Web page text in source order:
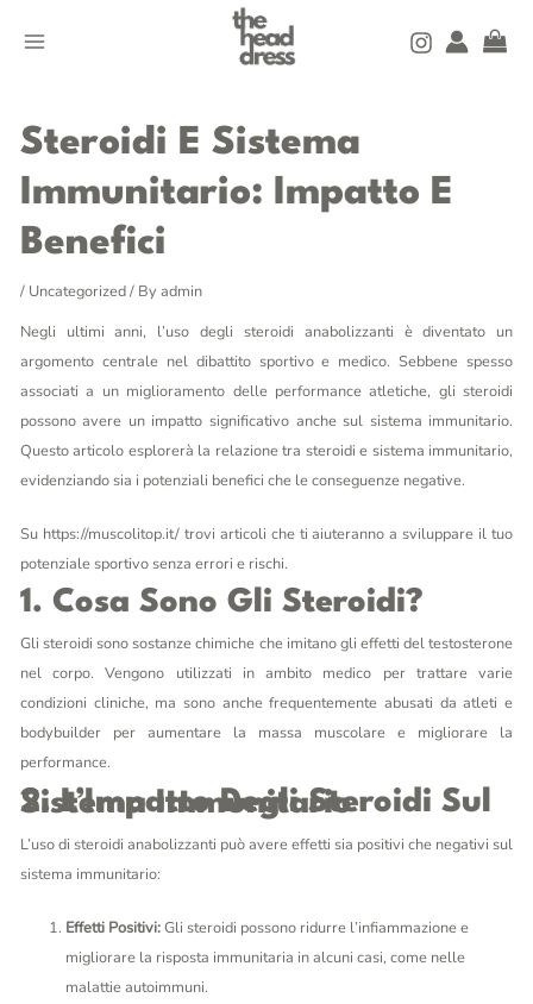
MENU
Steroidi E Sistema
Immunitario: Impatto E
Benefici
/ Uncategorized/ By admin
Negli ultimi anni, l’uso degli steroidi anabolizzanti è diventato un
argomento centrale nel dibattito sportivo e medico. Sebbene spesso
associati a un miglioramento delle performance atletiche, gli steroidi
possono avere un impatto significativo anche sul sistema immunitario.
Questo articolo esplorerà la relazione tra steroidi e sistema immunitario,
evidenziando sia i potenziali benefici che le conseguenze negative.
Su https://muscolitop.it/trovi articoli che ti aiuteranno a sviluppare il tuo
potenziale sportivo senza errori e rischi.
1. Cosa Sono Gli Steroidi?
Gli steroidi sono sostanze chimiche che imitano gli effetti del testosterone
nel corpo. Vengono utilizzati in ambito medico per trattare varie
condizioni cliniche, ma sono anche frequentemente abusati da atleti e
bodybuilder per aumentare la massa muscolare e migliorare la
performance.
2. L’Impatto Degli Steroidi Sul Sistema Immunitario
L’uso di steroidi anabolizzanti può avere effetti sia positivi che negativi sul
sistema immunitario:
Effetti Positivi:Gli steroidi possono ridurre l’infiammazione e
migliorare la risposta immunitaria in alcuni casi, come nelle
malattie autoimmuni.
navigation